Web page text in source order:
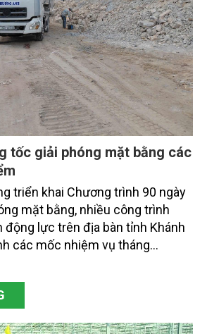
tốc giải phóng mặt bằng các
triển khai Chương trình 90 ngày
mặt bằng, nhiều công trình
động lực trên địa bàn tỉnh Khánh
các mốc nhiệm vụ tháng
9 đang được tiếp tục triển khai